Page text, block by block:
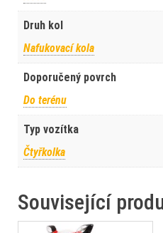
Druh kol
Nafukovací kola
Doporučený povrch
Do terénu
Typ vozítka
Čtyřkolka
Související